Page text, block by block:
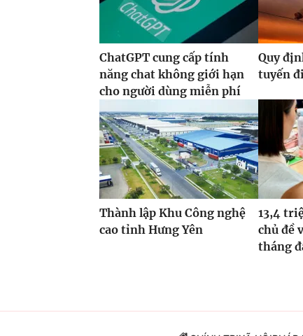
ChatGPT cung cấp tính
năng chat không giới hạn
cho người dùng miễn phí
Quy
tuyến
Thành lập Khu Công nghệ
cao tỉnh Hưng Yên
13,4
chủ đề
tháng